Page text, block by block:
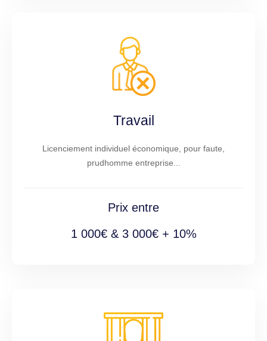
Travail
Licenciement individuel économique, pour faute,
prudhomme entreprise...
Prix entre
1 000€ & 3 000€ + 10%